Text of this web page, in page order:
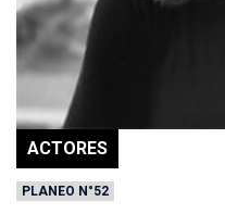
ACTORES
PLANEO N°52